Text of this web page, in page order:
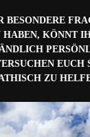
BESONDERE
HABEN, KÖNNT
EUCH
ZU